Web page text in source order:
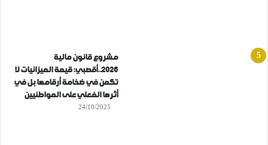
مشروع قانون مالية
2026..أقصبي: قيمة الميزانيات لا
تكمن في ضخامة أرقامها بل في
أثرها الفعلي على المواطنيين
24/10/2025